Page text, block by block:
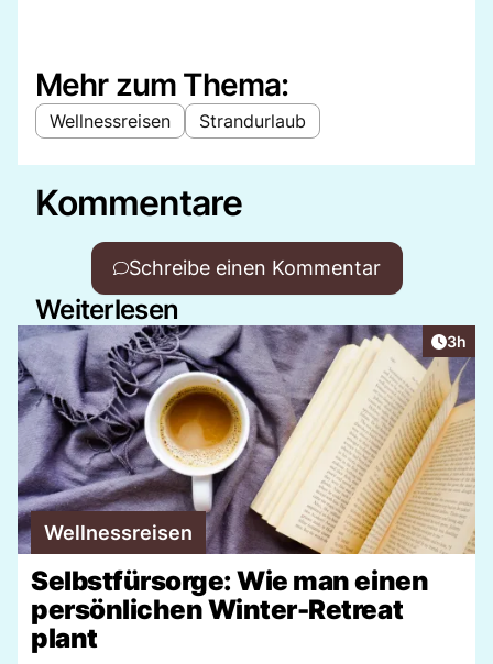
Mehr zum Thema:
Wellnessreisen Strandurlaub
Kommentare
Schreibe einen Kommentar
Weiterlesen
3h
Wellnessreisen
Selbstfürsorge: Wie man einen
persönlichen Winter-Retreat
plant